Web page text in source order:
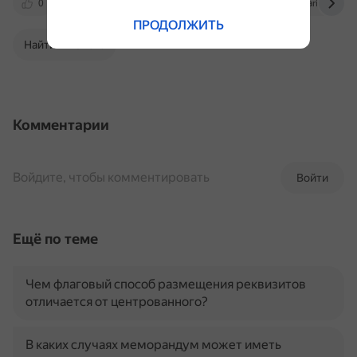
0 www.sekretariat.ru
Найти в Поиске
Комментарии
Войти
Войдите, чтобы комментировать
Ещё по теме
Чем флаговый способ размещения реквизитов
отличается от центрованного?
В каких случаях меморандум может иметь
ПРОДОЛЖИТЬ